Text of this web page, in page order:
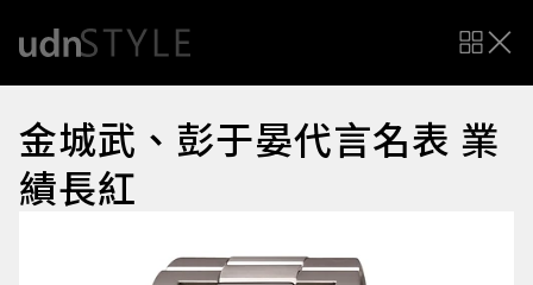
金城武、彭于晏代言名表 業
績長紅